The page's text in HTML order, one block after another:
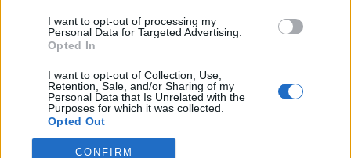
I want to opt-out of processing my
Personal Data for Targeted Advertising.
Opted In
I want to opt-out of Collection, Use,
Retention, Sale, and/or Sharing of my
Personal Data that Is Unrelated with the
Purposes for which it was collected.
Opted Out
CONFIRM
Θεσσαλονίκης, μεγάλη ομάδα. Ένας άνθρωπος 50
χρόνια στη δημοσιογραφία και άλλα 23 στην
πολιτική... έχει αναταράξεις. Στην πολιτική οι
αναταράξεις έφτασαν και τα 11 Μποφόρ. Ήμουν
καλός και προσεκτικός «ναύτης» στο «καράβι»
που «ταξίδεψε» ο Ανδρέας Παπανδρέου τη